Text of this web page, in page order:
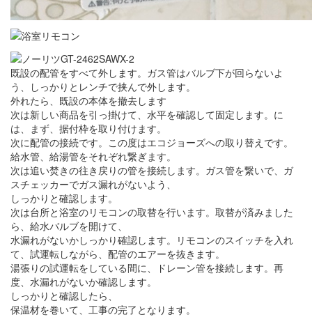
既設の配管をすべて外します。ガス管はバルブ下が回らないよ
う、しっかりとレンチで挟んで外します。
外れたら、既設の本体を撤去します
次は新しい商品を引っ掛けて、水平を確認して固定します。に
は、まず、据付枠を取り付けます。
次に配管の接続です。この度はエコジョーズへの取り替えです。
給水管、給湯管をそれぞれ繋ぎます。
次は追い焚きの往き戻りの管を接続します。ガス管を繋いで、ガ
スチェッカーでガス漏れがないよう、
しっかりと確認します。
次は台所と浴室のリモコンの取替を行います。取替が済みました
ら、給水バルブを開けて、
水漏れがないかしっかり確認します。リモコンのスイッチを入れ
て、試運転しながら、配管のエアーを抜きます。
湯張りの試運転をしている間に、ドレーン管を接続します。再
度、水漏れがないか確認します。
しっかりと確認したら、
保温材を巻いて、工事の完了となります。